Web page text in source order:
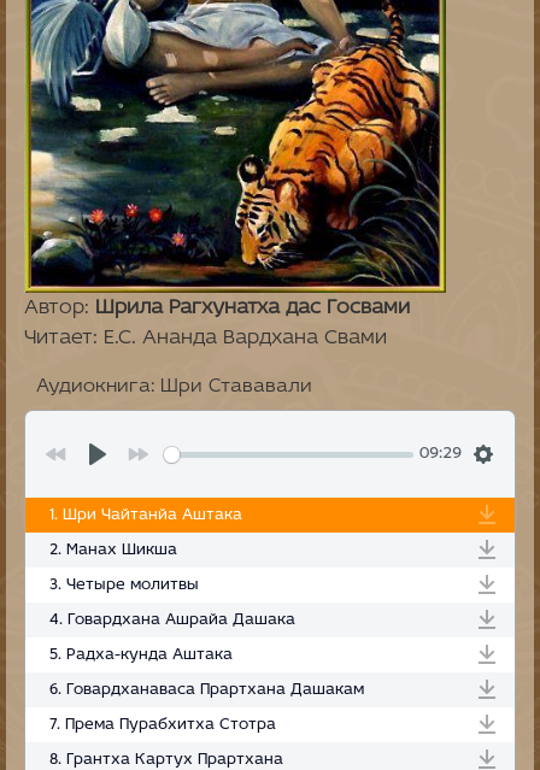
Автор: Шрила Рагхунатха дас Госвами
Читает: Е.С. Ананда Вардхана Свами
Аудиокнига: Шри Стававали
09:29
1. Шри Чайтанйа Аштака
2. Манах Шикша
3. Четыре молитвы
4. Говардхана Ашрайа Дашака
5. Радха-кунда Аштака
6. Говардханаваса Прартхана Дашакам
7. Према Пурабхитха Стотра
8. Грантха Картух Прартхана